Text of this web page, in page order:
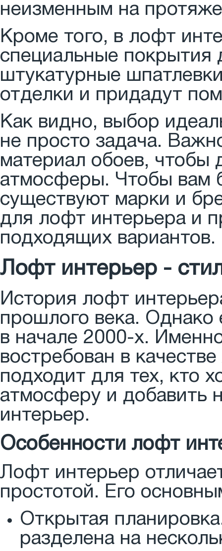
неизменным на
Кроме того, в лофт
специальные покрытия
штукатурные
отделки и придадут
Как видно, выбор
не просто задача.
материал обоев, чтобы
атмосферы. Чтобы вам
существуют марки и
для лофт интерьера и
подходящих вариантов.
Лофт интерьер -
История лофт
прошлого века. Однако
в начале 2000-х.
востребован в
подходит для тех, кто
атмосферу и добавить
интерьер.
Особенности лофт
Лофт интерьер
простотой. Его
Открытая
разделена на